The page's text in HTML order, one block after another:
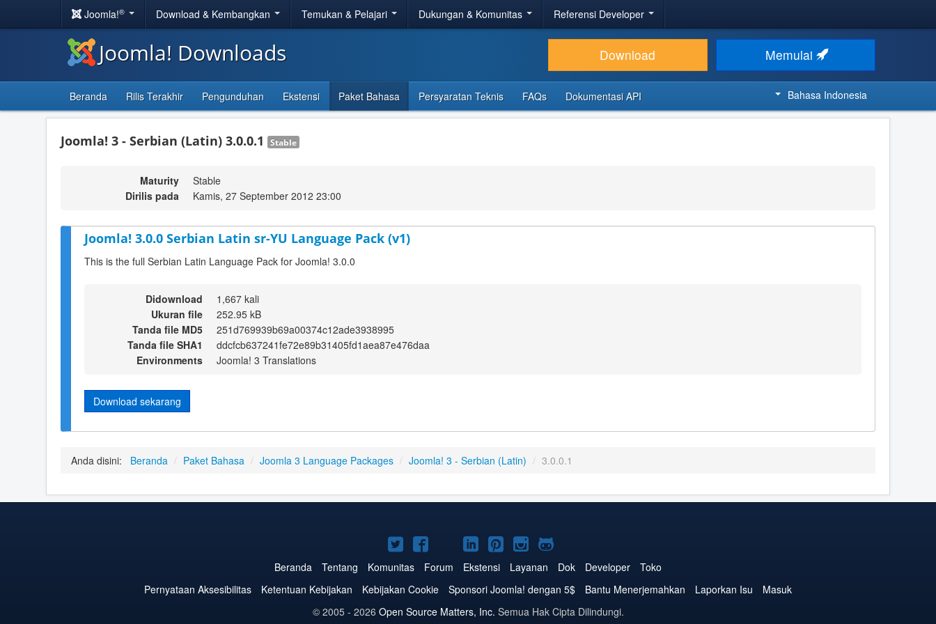
Joomla!® Download & Kembangkan Temukan & Pelajari Dukungan & Komunitas Referensi Developer
Joomla! Downloads Download Memulai
Beranda Rilis Terakhir Pengunduhan Ekstensi Paket Bahasa Persyaratan Teknis FAQs Dokumentasi API Bahasa Indonesia
Joomla! 3 - Serbian (Latin) 3.0.0.1 Stable
Maturity
Stable
Dirilis pada
Kamis, 27 September 2012 23:00
Joomla! 3.0.0 Serbian Latin sr-YU Language Pack (v1)
This is the full Serbian Latin Language Pack for Joomla! 3.0.0
Didownload
1,667 kali
Ukuran file
252.95 kB
Tanda file MD5
251d769939b69a00374c12ade3938995
Tanda file SHA1
ddcfcb637241fe72e89b31405fd1aea87e476daa
Environments
Joomla! 3 Translations
Download sekarang
Anda disini: Beranda / Paket Bahasa / Joomla 3 Language Packages / Joomla! 3 - Serbian (Latin) / 3.0.0.1
Joomla!
di
Twitter
Joomla!
di
Facebook
Joomla!
di
YouTube
Joomla!
di
LinkedIn
Joomla!
di
Pinterest
Joomla!
di
Instagram
Joomla!
di
GitHub
Beranda Tentang Komunitas Forum Ekstensi Layanan Dok Developer
Toko
Pernyataan Aksesibilitas
Ketentuan Kebijakan Kebijakan Cookie Sponsori Joomla! dengan 5$ Bantu Menerjemahkan Laporkan Isu
Masuk
© 2005 - 2026 Open Source Matters, Inc. Semua Hak Cipta Dilindungi.